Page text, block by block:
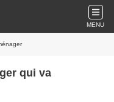
MENU
qui va